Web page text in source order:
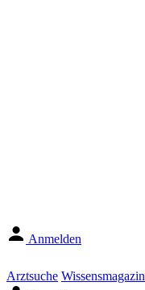
Anmelden
Arztsuche Wissensmagazin